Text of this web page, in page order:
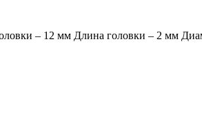
– 12 мм Длина головки – 2 мм